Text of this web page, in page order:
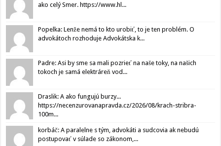
ako celý Smer. https://www.hl...
Popelka: Lenže nemá to kto urobiť, to je ten problém. O
advokátoch rozhoduje Advokátska k...
Padre: Asi by sme sa mali pozrieť na naše toky, na našich
tokoch je samá elektráreň vod...
Draslik: A ako fungujú burzy...
https://necenzurovanapravda.cz/2026/08/krach-stribra-
100m...
korbáč: A paralelne s tým, advokáti a sudcovia ak nebudú
postupovať v súlade so zákonom,...